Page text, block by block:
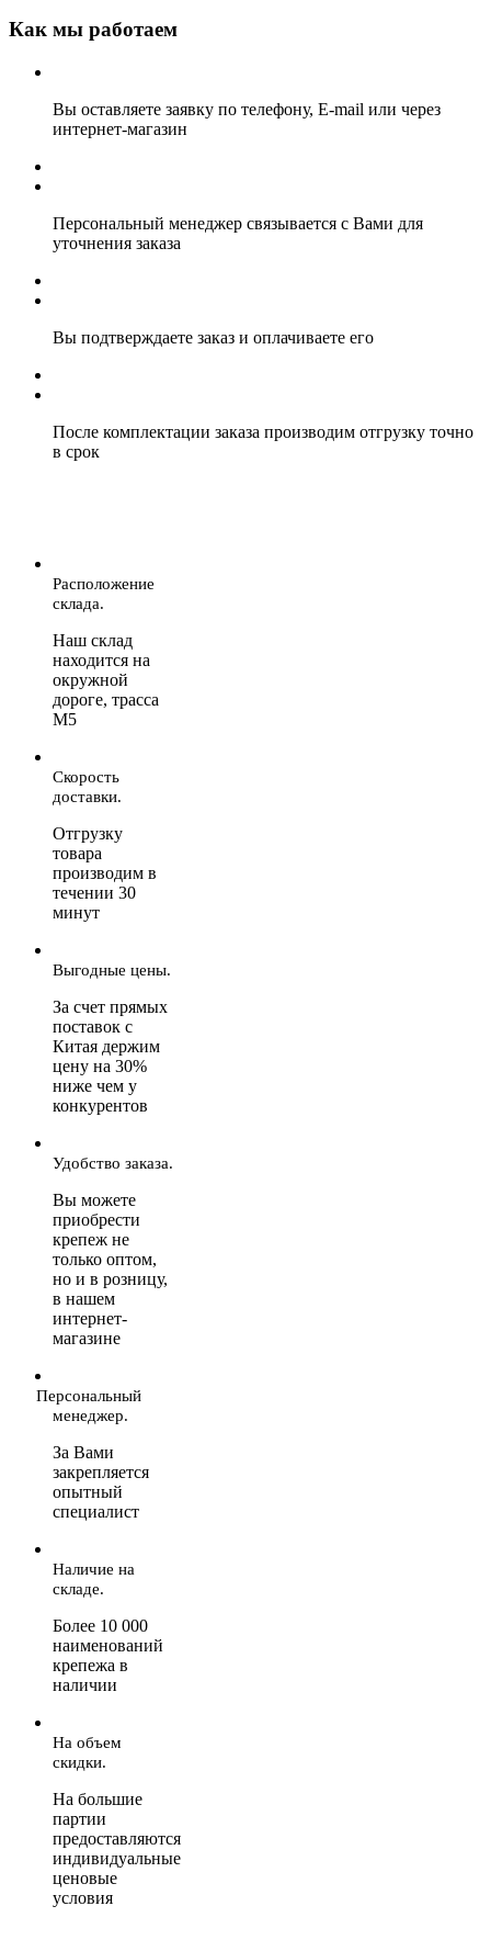
Как мы работаем
Вы оставляете заявку по телефону, E-mail или через
интернет-магазин
Персональный менеджер связывается с Вами для
уточнения заказа
Вы подтверждаете заказ и оплачиваете его
После комплектации заказа производим отгрузку точно
в срок
Расположение
склада.
Наш склад
находится на
окружной
дороге, трасса
М5
Скорость
доставки.
Отгрузку
товара
производим в
течении 30
минут
Выгодные цены.
За счет прямых
поставок с
Китая держим
цену на 30%
ниже чем у
конкурентов
Удобство заказа.
Вы можете
приобрести
крепеж не
только оптом,
но и в розницу,
в нашем
интернет-
магазине
Персональный
менеджер.
За Вами
закрепляется
опытный
специалист
Наличие на
складе.
Более 10 000
наименований
крепежа в
наличии
На объем
скидки.
На большие
партии
предоставляются
индивидуальные
ценовые
условия